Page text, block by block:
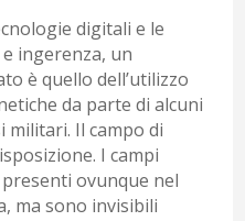
digitali e le
ingerenza, un
è quello dell’utilizzo
da parte di alcuni
militari. Il campo di
I campi
ovunque nel
ma sono invisibili